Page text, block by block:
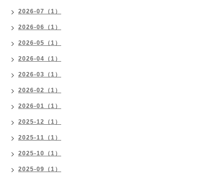
2026-07（1）
2026-06（1）
2026-05（1）
2026-04（1）
2026-03（1）
2026-02（1）
2026-01（1）
2025-12（1）
2025-11（1）
2025-10（1）
2025-09（1）